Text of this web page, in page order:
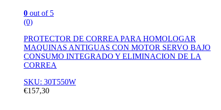
0 out of 5
(0)
PROTECTOR DE CORREA PARA HOMOLOGAR
MAQUINAS ANTIGUAS CON MOTOR SERVO BAJO
CONSUMO INTEGRADO Y ELIMINACION DE LA
CORREA
SKU: 30T550W
€157,30